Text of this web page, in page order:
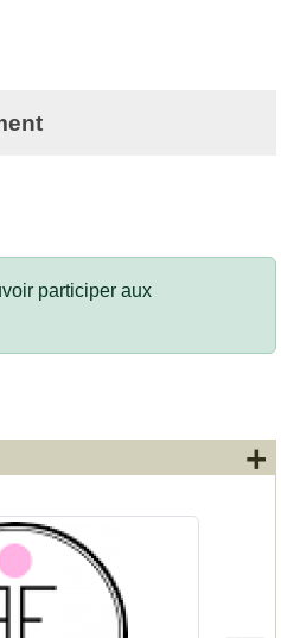
participer aux
+